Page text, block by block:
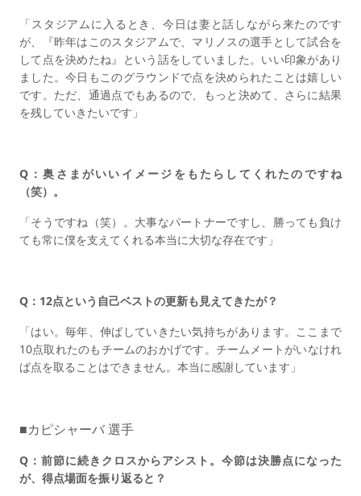
「スタジアムに入るとき、今日は妻と話しながら来たのです
が、『昨年はこのスタジアムで、マリノスの選手として試合を
して点を決めたね』という話をしていました。いい印象があり
ました。今日もこのグラウンドで点を決められたことは嬉しい
です。ただ、通過点でもあるので、もっと決めて、さらに結果
を残していきたいです」
Q：奥さまがいいイメージをもたらしてくれたのですね
（笑）。
「そうですね（笑）。大事なパートナーですし、勝っても負け
ても常に僕を支えてくれる本当に大切な存在です」
Q：12点という自己ベストの更新も見えてきたが？
「はい。毎年、伸ばしていきたい気持ちがあります。ここまで
10点取れたのもチームのおかげです。チームメートがいなけれ
ば点を取ることはできません。本当に感謝しています」
■カピシャーバ 選手
Q：前節に続きクロスからアシスト。今節は決勝点になった
が、得点場面を振り返ると？